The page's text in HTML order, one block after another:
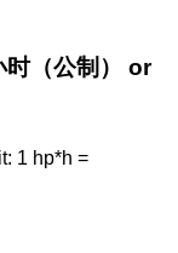
（公制） or
1 hp*h =